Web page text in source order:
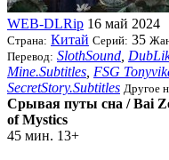
WEB-DLRip 16 май 2024
Страна: Китай Серий: 35
Перевод: SlothSound
Mine.Subtitles FSG
SecretStory.Subtitles Другое
Срывая путы сна / Bai
of Mystics
45 мин. 13+